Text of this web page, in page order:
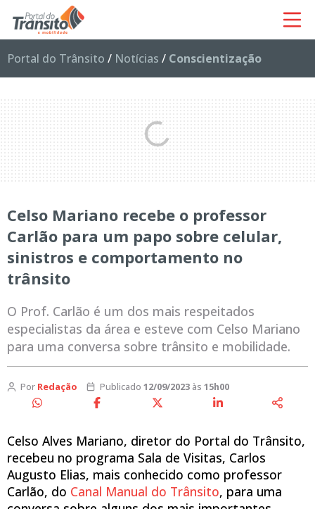
Portal do Trânsito / Notícias / Conscientização
Celso Mariano recebe o professor
Carlão para um papo sobre celular,
sinistros e comportamento no
trânsito
O Prof. Carlão é um dos mais respeitados
especialistas da área e esteve com Celso Mariano
para uma conversa sobre trânsito e mobilidade.
Por Redação Publicado 12/09/2023às 15h00
Celso Alves Mariano, diretor do Portal do Trânsito,
recebeu no programa Sala de Visitas, Carlos
Augusto Elias, mais conhecido como professor
Carlão, do Canal Manual do Trânsito, para uma